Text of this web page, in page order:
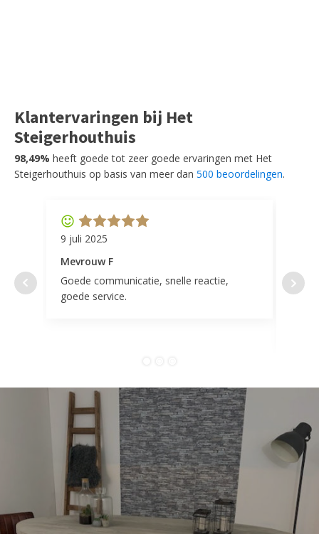
Klantervaringen bij Het
Steigerhouthuis
98,49% heeft goede tot zeer goede ervaringen met Het
Steigerhouthuis op basis van meer dan 500 beoordelingen.
9 juli 2025
Mevrouw F
Goede communicatie, snelle reactie,
goede service.
door